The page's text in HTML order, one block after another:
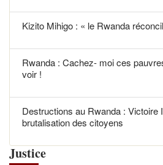
Kizito Mihigo : « le Rwanda
Rwanda : Cachez- moi ces
voir !
Destructions au Rwanda : Victoire
brutalisation des citoyens
Justice